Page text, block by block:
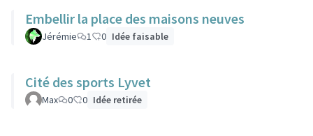
Embellir la place des maisons neuves
Jérémie 1 0 Idée faisable
Cité des sports Lyvet
Max 0 0 Idée retirée